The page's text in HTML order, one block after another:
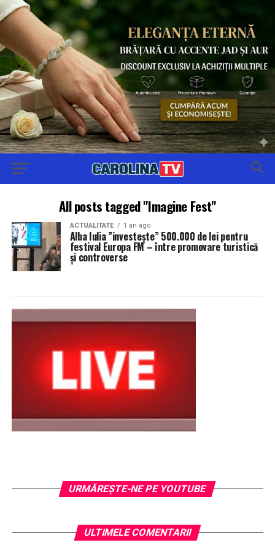
All posts tagged "Imagine Fest"
ACTUALITATE 1 an ago
Alba Iulia ”investește” 500.000 de lei pentru
festival Europa FM – între promovare turistică
și controverse
URMĂREŞTE-NE PE YOUTUBE
ULTIMELE COMENTARII